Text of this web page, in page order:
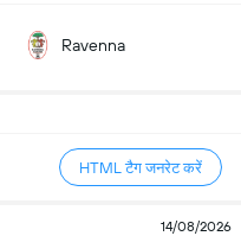
Ravenna
HTML टैग जनरेट करें
14/08/2026